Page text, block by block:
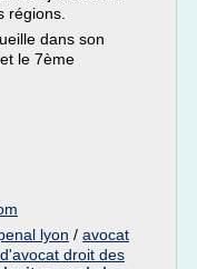
régions.
dans son
le 7ème
lyon / avocat
droit des